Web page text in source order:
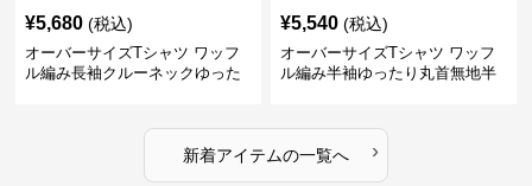
¥5,680 (税込)
オーバーサイズTシャツ ワッフ
ル編み長袖クルーネックゆった
¥5,540 (税込)
オーバーサイズTシャツ ワッフ
ル編み半袖ゆったり丸首無地半
新着アイテムの一覧へ ›